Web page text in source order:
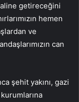
getireceğini
hemen
ve
can
şehit yakını, gazi